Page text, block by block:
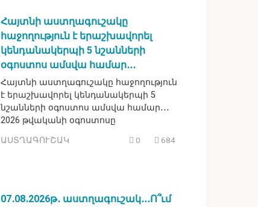
Հայտնի աստղագուշակը
հաջողություն է երաշխավորել
կենդանակերպի 5 նշանների
օգոստոս ամսվա համար․․․
Հայտնի աստղագուշակը հաջողություն
է երաշխավորել կենդանակերպի 5
նշանների օգոստոս ամսվա համար․․․
2026 թվականի օգոստոսը
ԱՍՏՂԱԳՈՒՇԱԿ 0 684
07․08․2026թ․ աստղագուշակ․․․Ո՞ւմ